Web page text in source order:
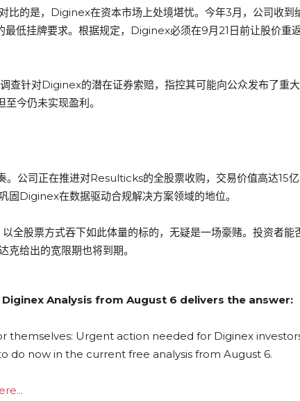
比的是，Diginex在资本市场上处境堪忧。今年3月，公司收到
最低挂牌要求。根据规定，Diginex必须在9月21日前让股价重
针对Diginex的潜在证券索赔，指控其可能向公众发布了重
今仍未实现盈利。
公司正在推进对Resulticks的全股票收购，交易价值高达15
固Diginex在数据驱动合规解决方案领域的地位。
全股票方式吞下如此体量的标的，无疑是一场豪赌。投资者能
给出的宽限期也将到期。
Diginex Analysis from August 6 delivers the answer:
themselves: Urgent action needed for Diginex
do now in the current free analysis from August 6.